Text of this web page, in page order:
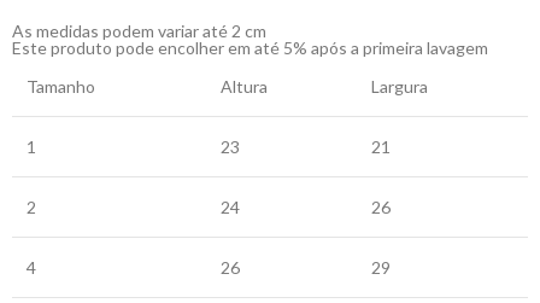
As medidas podem variar até 2 cm
Este produto pode encolher em até 5% após a primeira lavagem
Tamanho
Altura Largura
1 23 21
2 24 26
4 26 29